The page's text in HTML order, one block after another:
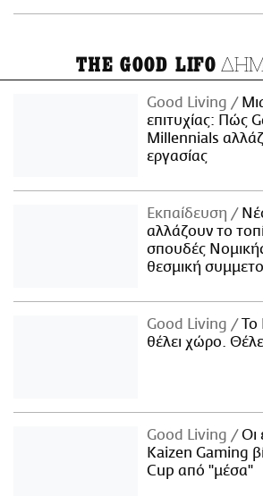
THE GOOD LIFO
Good Living
επιτυχίας: Πώς
Millennials
εργασίας
Εκπαίδευση
αλλάζουν το
σπουδές
θεσμική
Good Living
Το
θέλει χώρο.
Good Living
Οι
Kaizen Gaming
Cup από "μέσα"